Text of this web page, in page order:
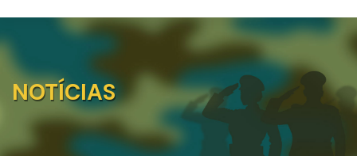
NOTÍCIAS